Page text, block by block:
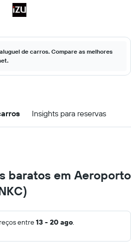
de carros. Compare as melhores
Insights para reservas
baratos em Aeroporto
entre13 - 20 ago.